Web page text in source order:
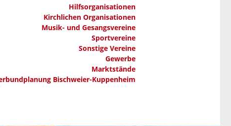
Hilfsorganisationen
Kirchlichen Organisationen
Musik- und Gesangsvereine
Sportvereine
Sonstige Vereine
Gewerbe
Marktstände
Bischweier-Kuppenheim